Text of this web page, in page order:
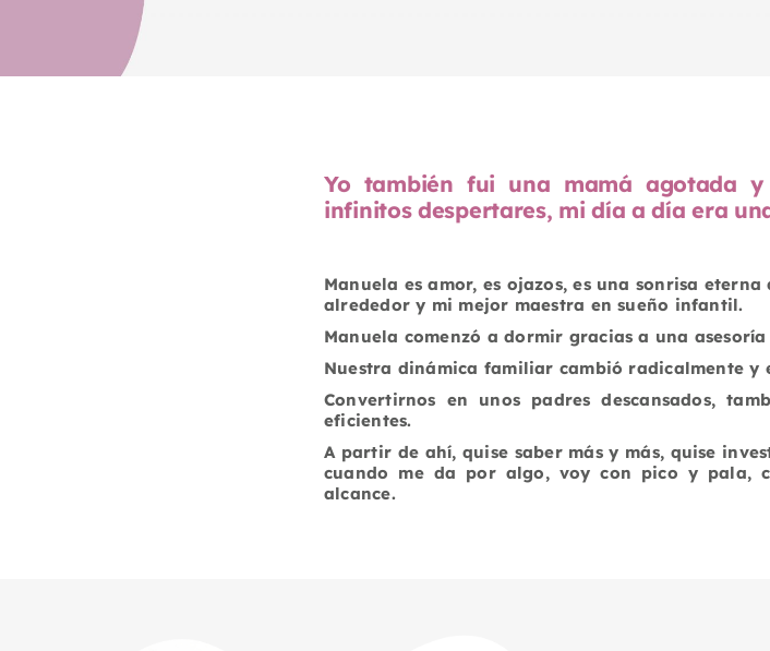
Yo también fui una mamá agotada
infinitos despertares, mi día a día era
Manuela es amor, es ojazos, es una sonrisa
alrededor y mi mejor maestra en sueño infantil.
Manuela comenzó a dormir gracias a una asesoría
Nuestra dinámica familiar cambió radicalmente y
Convertirnos en unos padres descansados,
eficientes.
A partir de ahí, quise saber más y más, quise
cuando me da por algo, voy con pico y pala,
alcance.